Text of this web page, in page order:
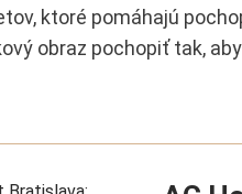
ktoré pomáhajú
obraz pochopiť tak,